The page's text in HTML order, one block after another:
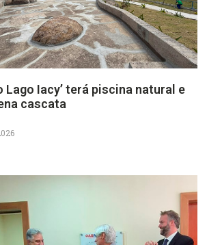
Lago Iacy’ terá piscina natural e
cascata